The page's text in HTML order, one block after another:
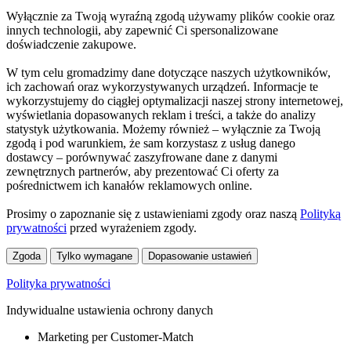
Wyłącznie za Twoją wyraźną zgodą używamy plików cookie oraz
innych technologii, aby zapewnić Ci spersonalizowane
doświadczenie zakupowe.
W tym celu gromadzimy dane dotyczące naszych użytkowników,
ich zachowań oraz wykorzystywanych urządzeń. Informacje te
wykorzystujemy do ciągłej optymalizacji naszej strony internetowej,
wyświetlania dopasowanych reklam i treści, a także do analizy
statystyk użytkowania. Możemy również – wyłącznie za Twoją
zgodą i pod warunkiem, że sam korzystasz z usług danego
dostawcy – porównywać zaszyfrowane dane z danymi
zewnętrznych partnerów, aby prezentować Ci oferty za
pośrednictwem ich kanałów reklamowych online.
Prosimy o zapoznanie się z ustawieniami zgody oraz naszą Polityką
prywatności przed wyrażeniem zgody.
Zgoda Tylko wymagane Dopasowanie ustawień
Polityka prywatności
Indywidualne ustawienia ochrony danych
Marketing per Customer-Match